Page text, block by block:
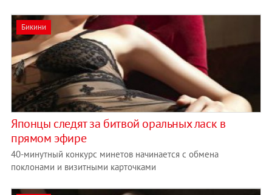
Бикини
Японцы следят за битвой оральных ласк в
прямом эфире
40-минутный конкурс минетов начинается с обмена
поклонами и визитными карточками